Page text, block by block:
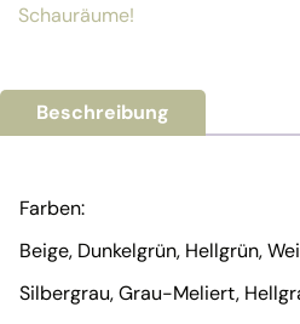
Schauräume!
Beschreibung
Farben:
Beige, Dunkelgrün, Hellgrün,
Silbergrau, Grau-Meliert,